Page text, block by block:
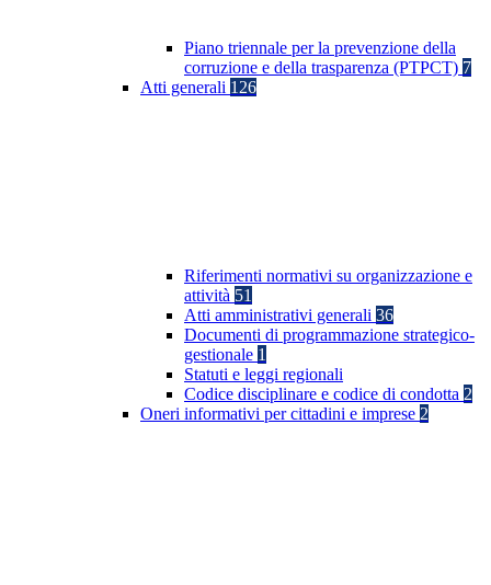
Piano triennale per la prevenzione della
corruzione e della trasparenza (PTPCT) 7
Atti generali 126
Riferimenti normativi su organizzazione e
attività 51
Atti amministrativi generali 36
Documenti di programmazione strategico-
gestionale 1
Statuti e leggi regionali
Codice disciplinare e codice di condotta 2
Oneri informativi per cittadini e imprese 2